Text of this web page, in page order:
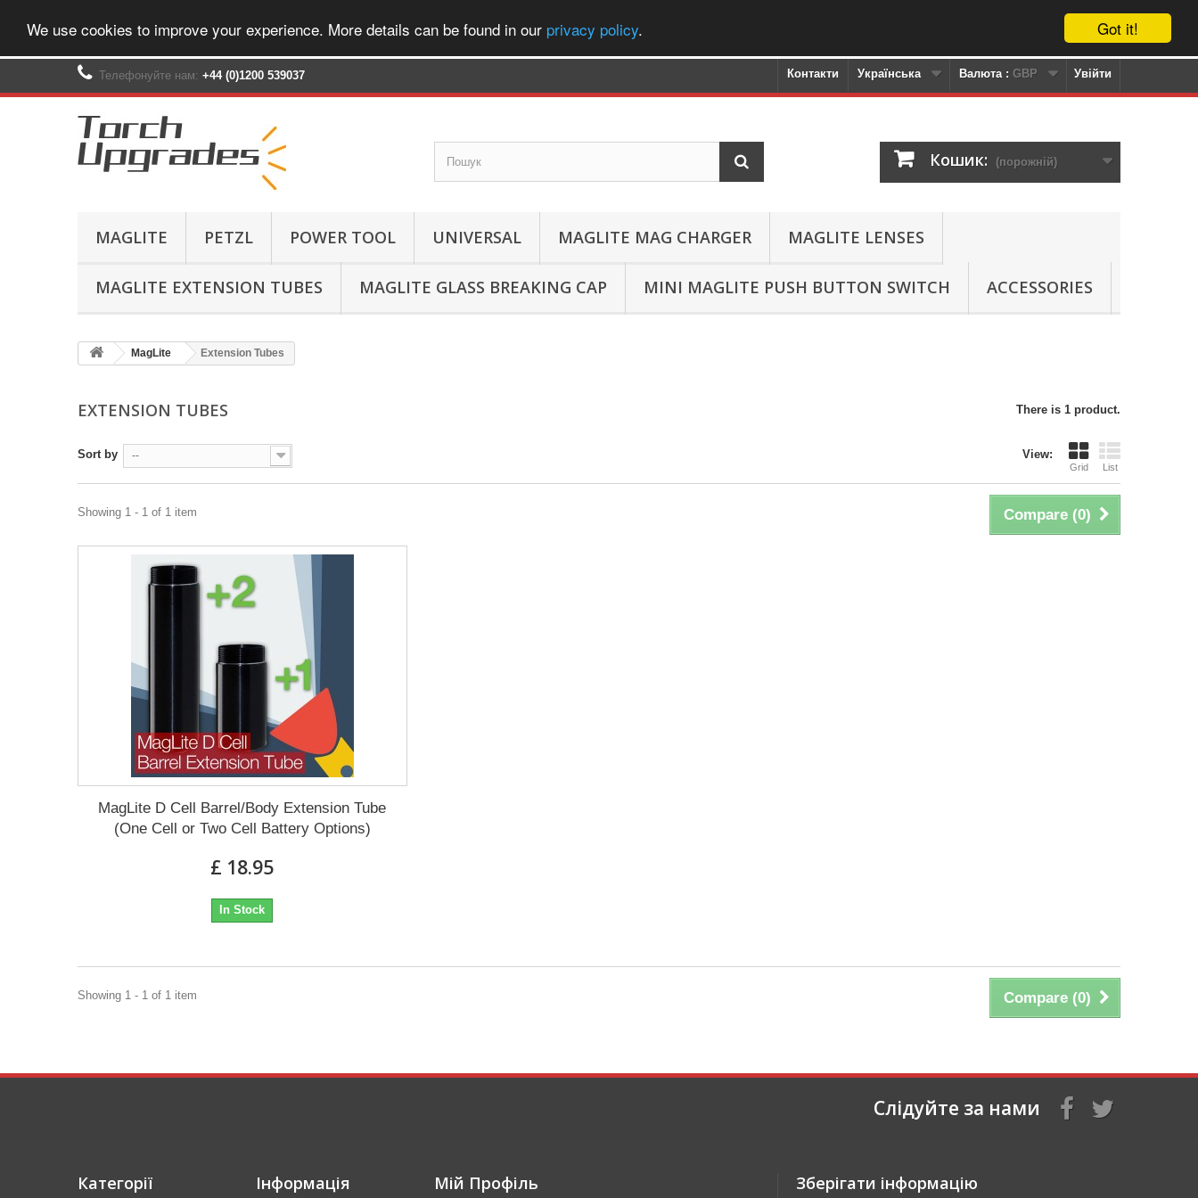
Got it!
We use cookies to improve your experience. More details can be found in our privacy policy.
Увійти
Валюта : GBP
Українська
Контакти
Телефонуйте нам: +44 (0)1200 539037‬
Кошик: (порожній)
MAGLITE PETZL POWER TOOL UNIVERSAL MAGLITE MAG CHARGER MAGLITE LENSES
MAGLITE EXTENSION TUBES MAGLITE GLASS BREAKING CAP MINI MAGLITE PUSH BUTTON SWITCH ACCESSORIES
MagLite Extension Tubes
EXTENSION TUBES There is 1 product.
View:
Grid List
Sort by --
Compare (0)
Showing 1 - 1 of 1 item
MagLite D Cell Barrel/Body Extension Tube
(One Cell or Two Cell Battery Options)
£ 18.95
In Stock
Compare (0)
Showing 1 - 1 of 1 item
Слідуйте за нами
Категорії Інформація Мій Профіль Зберігати інформацію